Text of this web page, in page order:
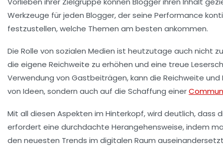
Werkzeuge für jeden Blogger, der seine Performance
festzustellen, welche Themen am besten ankommen.
Die Rolle von sozialen Medien ist heutzutage auch nicht
die eigene Reichweite zu erhöhen und eine treue
Verwendung von Gastbeiträgen, kann die Reichweite
von Ideen, sondern auch auf die Schaffung einer
Mit all diesen Aspekten im Hinterkopf, wird deutlich, dass
erfordert eine durchdachte Herangehensweise, indem
den neuesten Trends im digitalen Raum